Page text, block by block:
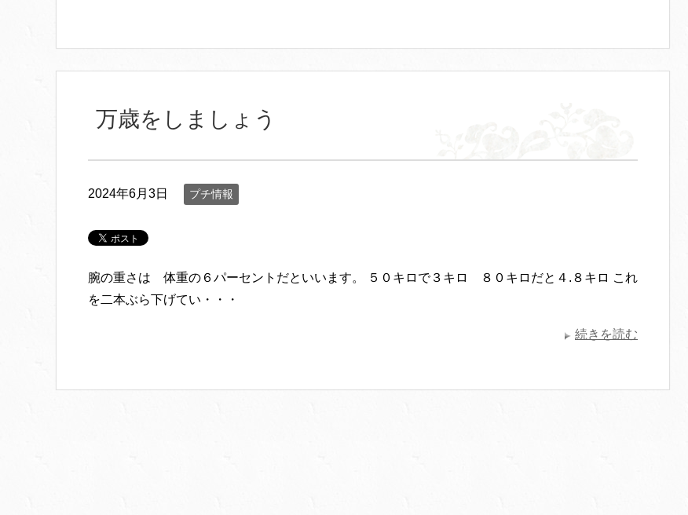
万歳をしましょう
2024年6月3日 プチ情報
腕の重さは 体重の６パーセントだといいます。 ５０キロで３キロ ８０キロだと４.８キロ これ
を二本ぶら下げてい・・・
続きを読む